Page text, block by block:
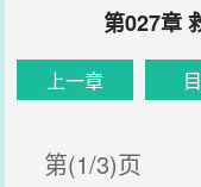
第027章
上一章
第(1/3)页